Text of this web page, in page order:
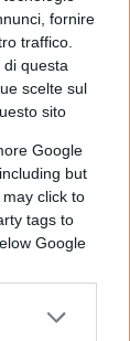
fornire
traffico.
questa
scelte sul
sito
Google
but
click to
tags to
Google
al
punte
e anche
per la
che in